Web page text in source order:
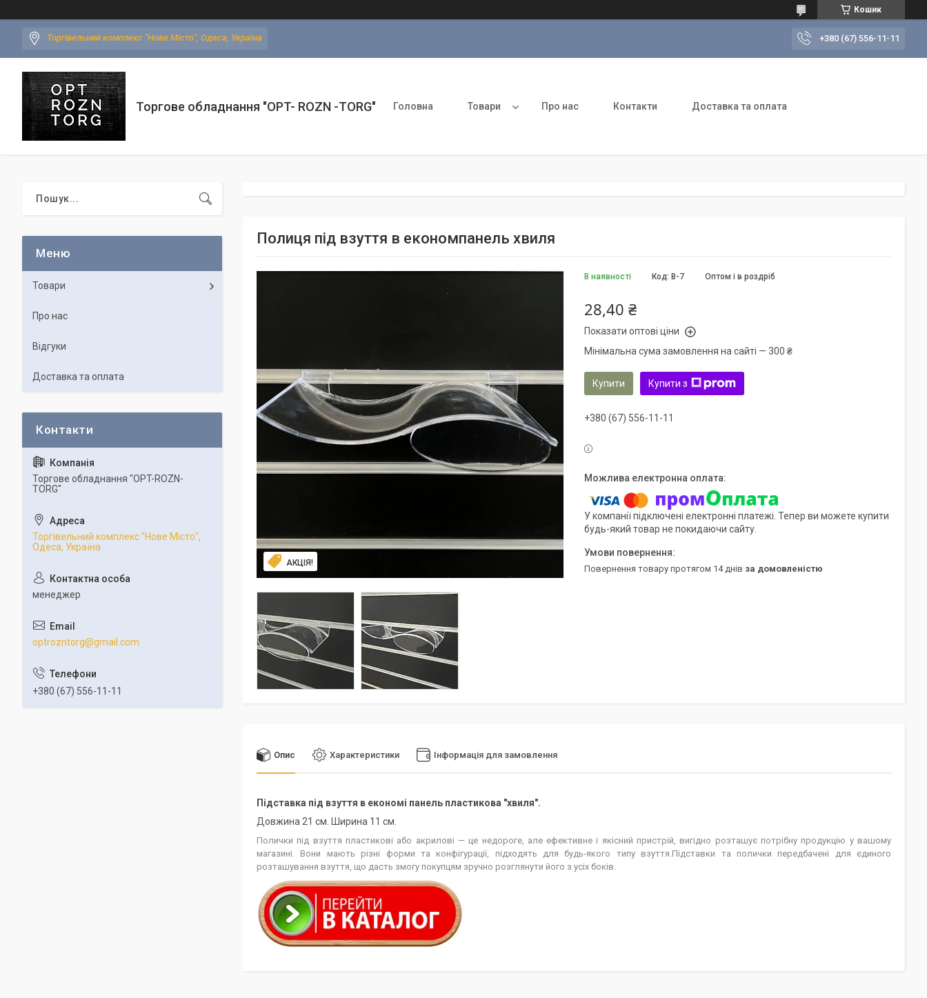
Кошик
Торгівельний комплекс "Нове Місто", Одеса, Україна +380 (67) 556-11-11
Торгове обладнання "OPT- ROZN -TORG" Головна Товари Про нас Контакти Доставка та оплата
Полиця під взуття в економпанель хвиля
АКЦІЯ!
В наявності Оптом і в роздріб
Код: В-7
28,40 ₴
Показати оптові ціни
Мінімальна сума замовлення на сайті — 300 ₴
Купити Купити з
+380 (67) 556-11-11
У компанії підключені електронні платежі. Тепер ви можете купити
будь-який товар не покидаючи сайту.
повернення товару протягом 14 днів за домовленістю
Опис Характеристики Інформація для замовлення
Підставка під взуття в економі панель пластикова "хвиля".
Довжина 21 см. Ширина 11 см.
Полички під взуття пластикові або акрилові — це недороге, але ефективне і якісний пристрій, вигідно розташує потрібну продукцію у вашому
магазині. Вони мають різні форми та конфігурації, підходять для будь-якого типу взуття.Підставки та полички передбачені для єдиного
розташування взуття, що дасть змогу покупцям зручно розглянути його з усіх боків.
Товари
Про нас
Відгуки
Доставка та оплата
Торгове обладнання "OPT-ROZN-
TORG"
Торгівельний комплекс "Нове Місто",
Одеса, Україна
менеджер
optrozntorg@gmail.com
+380 (67) 556-11-11